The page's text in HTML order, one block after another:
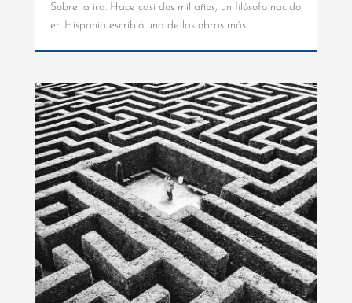
Sobre la ira. Hace casi dos mil años, un filósofo nacido
en Hispania escribió una de las obras más...